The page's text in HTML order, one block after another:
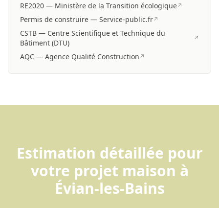
RE2020 — Ministère de la Transition écologique↗
Permis de construire — Service-public.fr↗
CSTB — Centre Scientifique et Technique du
Bâtiment (DTU)
↗
AQC — Agence Qualité Construction↗
Estimation détaillée pour
votre projet maison à
Évian-les-Bains